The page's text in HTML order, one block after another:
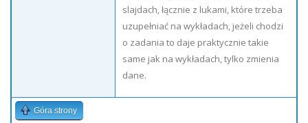
slajdach, łącznie z lukami, które trzeba
uzupełniać na wykładach, jeżeli chodzi
o zadania to daje praktycznie takie
same jak na wykładach, tylko zmienia
dane.
Góra strony